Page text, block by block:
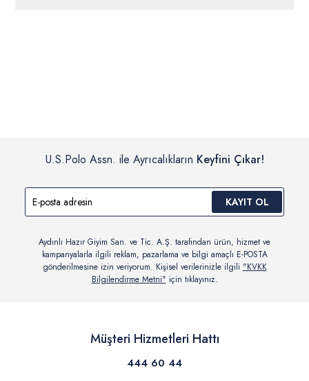
U.S.Polo Assn. ile Ayrıcalıkların Keyfini Çıkar!
KAYIT OL
Aydınlı Hazır Giyim San. ve Tic. A.Ş. tarafından ürün, hizmet ve
kampanyalarla ilgili reklam, pazarlama ve bilgi amaçlı E-POSTA
gönderilmesine izin veriyorum. Kişisel verilerinizle ilgili "KVKK
Bilgilendirme Metni" için tıklayınız.
Müşteri Hizmetleri Hattı
444 60 44